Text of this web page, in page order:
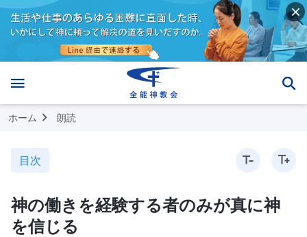
ホーム 朗読
目次
神の働きを経験する者のみが真に神
を信じる